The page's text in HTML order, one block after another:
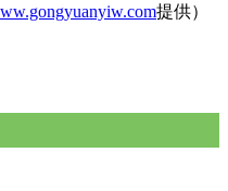
提供）